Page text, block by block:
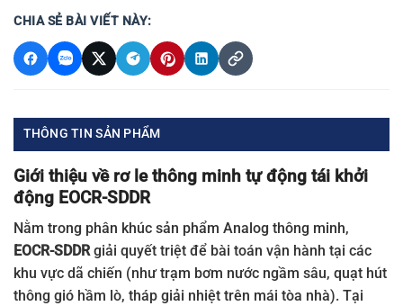
CHIA SẺ BÀI VIẾT NÀY:
THÔNG TIN SẢN PHẨM
Giới thiệu về rơ le thông minh tự động tái khởi
động EOCR-SDDR
Nằm trong phân khúc sản phẩm Analog thông minh,
EOCR-SDDRgiải quyết triệt để bài toán vận hành tại các
khu vực dã chiến (như trạm bơm nước ngầm sâu, quạt hút
thông gió hầm lò, tháp giải nhiệt trên mái tòa nhà). Tại